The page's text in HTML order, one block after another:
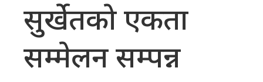
सुर्खेतकाे एकता
सम्मेलन सम्पन्न